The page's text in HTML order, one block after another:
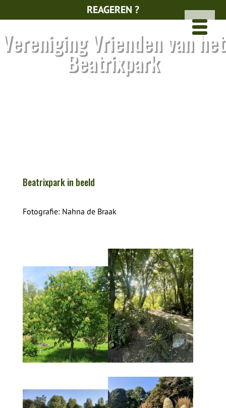
REAGEREN ?
Vereniging Vrienden van het
Beatrixpark
Beatrixpark in beeld
Fotografie: Nahna de Braak